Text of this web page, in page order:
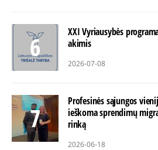
XXI Vyriausybės
akimis
2026-07-08
Profesinės sąjungos
ieškoma sprendimų
rinką
2026-06-18